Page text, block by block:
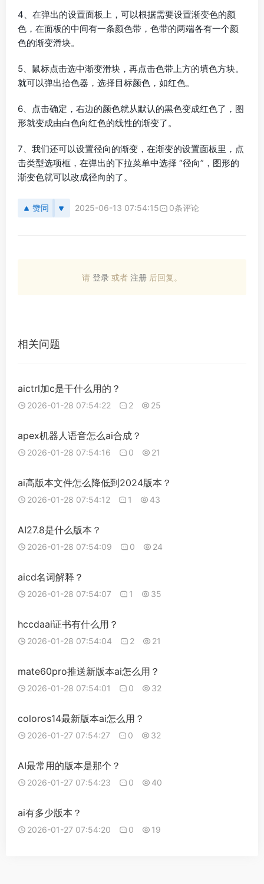
4、在弹出的设置面板上，可以根据需要设置渐变色的颜
色，在面板的中间有一条颜色带，色带的两端各有一个颜
色的渐变滑块。
5、鼠标点击选中渐变滑块，再点击色带上方的填色方块。
就可以弹出拾色器，选择目标颜色，如红色。
6、点击确定，右边的颜色就从默认的黑色变成红色了，图
形就变成由白色向红色的线性的渐变了。
7、我们还可以设置径向的渐变，在渐变的设置面板里，点
击类型选项框，在弹出的下拉菜单中选择 “径向”，图形的
渐变色就可以改成径向的了。
赞同 2025-06-13 07:54:15 0条评论
请 登录 或者 注册 后回复。
相关问题
aictrl加c是干什么用的？
2026-01-28 07:54:22 2 25
apex机器人语音怎么ai合成？
2026-01-28 07:54:16 0 21
ai高版本文件怎么降低到2024版本？
2026-01-28 07:54:12 1 43
AI27.8是什么版本？
2026-01-28 07:54:09 0 24
aicd名词解释？
2026-01-28 07:54:07 1 35
hccdaai证书有什么用？
2026-01-28 07:54:04 2 21
mate60pro推送新版本ai怎么用？
2026-01-28 07:54:01 0 32
coloros14最新版本ai怎么用？
2026-01-27 07:54:27 0 32
AI最常用的版本是那个？
2026-01-27 07:54:23 0 40
ai有多少版本？
2026-01-27 07:54:20 0 19